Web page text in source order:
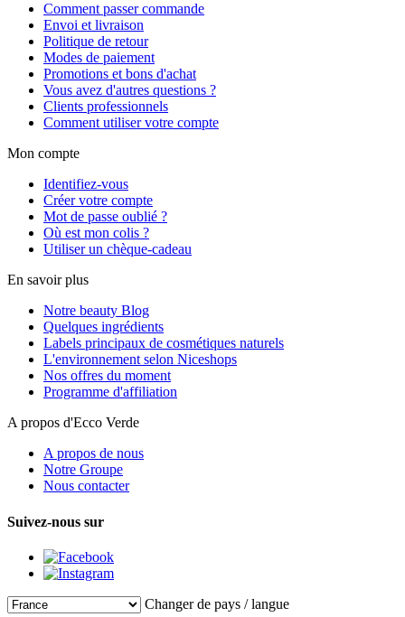
Comment passer commande
Envoi et livraison
Politique de retour
Modes de paiement
Promotions et bons d'achat
Vous avez d'autres questions ?
Clients professionnels
Comment utiliser votre compte
Mon compte
Identifiez-vous
Créer votre compte
Mot de passe oublié ?
Où est mon colis ?
Utiliser un chèque-cadeau
En savoir plus
Notre beauty Blog
Quelques ingrédients
Labels principaux de cosmétiques naturels
L'environnement selon Niceshops
Nos offres du moment
Programme d'affiliation
A propos d'Ecco Verde
A propos de nous
Notre Groupe
Nous contacter
Suivez-nous sur
Changer de pays / langue